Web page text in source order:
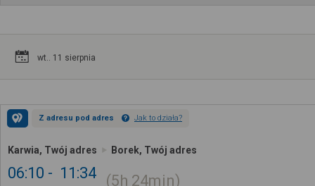
wt.. 11 sierpnia
Z adresu pod adres Jak to działa?
Karwia, Twój adres Borek, Twój adres
06:10 11:34 5h 24min